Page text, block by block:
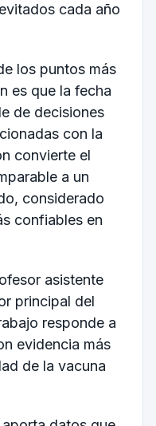
cada año
los puntos más
es que la fecha
de decisiones
con la
convierte el
a un
considerado
confiables en
asistente
principal del
responde a
evidencia más
de la vacuna